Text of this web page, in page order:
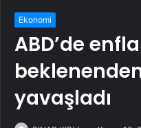
Ekonomi
ABD’de
yavaşladı